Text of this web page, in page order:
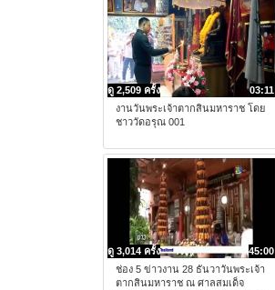
03:11
ดู 2,509 ครั้ง
งานวันพระเจ้าตากสินมหาราช โดย
ชาววัดอรุณ 001
45:00
ดู 3,014 ครั้ง
ช่อง 5 ข่าวงาน 28 ธันวาวันพระเจ้า
ตากสินมหาราช ณ ศาลสมเด็จ